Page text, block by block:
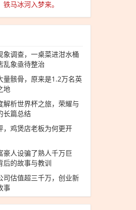
马冰河入梦来。
象调查，一桌菜进泔水桶
乱象亟待整治
量骸骨，原来是1.2万名英
地
解析世界杯之旅，荣耀与
长篇总结
，鸡煲店老板为何更开
豪人设骗了熟人千万巨
后的故事与教训
司估值超三千万，创业新
事